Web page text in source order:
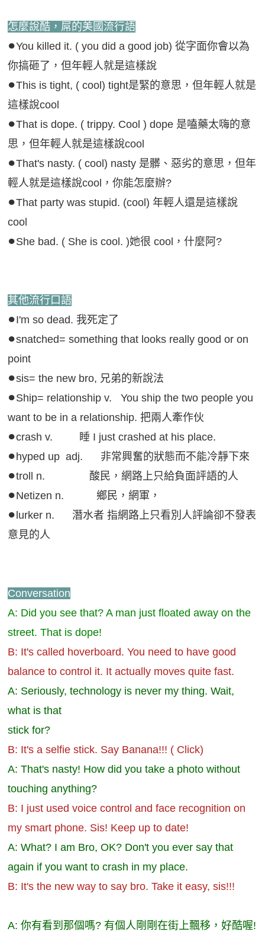
怎麼說酷，屌的美國流行語
●You killed it. ( you did a good job) 從字面你會以為
你搞砸了，但年輕人就是這樣說
●This is tight, ( cool) tight是緊的意思，但年輕人就是
這樣說cool
●That is dope. ( trippy. Cool ) dope 是嗑藥太嗨的意
思，但年輕人就是這樣說cool
●That's nasty. ( cool) nasty 是髒、惡劣的意思，但年
輕人就是這樣說cool，你能怎麼辦?
●That party was stupid. (cool) 年輕人還是這樣說
cool
●She bad. ( She is cool. )她很 cool，什麼阿?
其他流行口語
●I'm so dead. 我死定了
●snatched= something that looks really good or on
point
●sis= the new bro, 兄弟的新說法
●Ship= relationship v. You ship the two people you
want to be in a relationship. 把兩人牽作伙
●crash v. 睡 I just crashed at his place.
●hyped up adj. 非常興奮的狀態而不能冷靜下來
●troll n. 酸民，網路上只給負面評語的人
●Netizen n. 鄉民，網軍，
●lurker n. 潛水者 指網路上只看別人評論卻不發表
意見的人
Conversation
A: Did you see that? A man just floated away on the
street. That is dope!
B: It's called hoverboard. You need to have good
balance to control it. It actually moves quite fast.
A: Seriously, technology is never my thing. Wait,
what is that
stick for?
B: It's a selfie stick. Say Banana!!! ( Click)
A: That's nasty! How did you take a photo without
touching anything?
B: I just used voice control and face recognition on
my smart phone. Sis! Keep up to date!
A: What? I am Bro, OK? Don't you ever say that
again if you want to crash in my place.
B: It's the new way to say bro. Take it easy, sis!!!
A: 你有看到那個嗎? 有個人剛剛在街上飄移，好酷喔!